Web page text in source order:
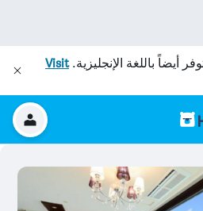
أيضاً باللغة الإنجليزية.Visit